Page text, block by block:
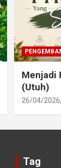
Menjadi
(Utuh)
26/04/2026
Tag